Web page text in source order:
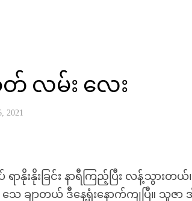
တ် လမ်း လေး
2021
ာနိုးနိုးခြင်း နာရီကြည့်ပြီး လန့်သွာ
သေ ချာတယ် ဒီနေ့ရုံးနောက်ကျပြီ။ သူဇာ